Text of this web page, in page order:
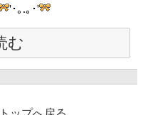
'･｡.｡･'
む